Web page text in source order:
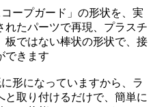
ープガード」の形状を、実
たパーツで再現、プラスチ
板ではない棒状の形状で、接
できます
形になっていますから、ラ
と取り付けるだけで、簡単に